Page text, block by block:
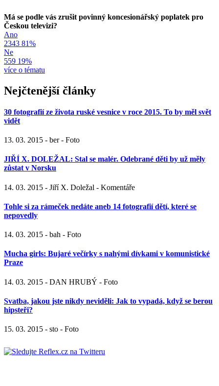
Má se podle vás zrušit povinný koncesionářský poplatek pro
Českou televizi?
Ano
2343 81%
Ne
559 19%
více o tématu
Nejčtenější články
30 fotografií ze života ruské vesnice v roce 2015. To by měl svět
vidět
13. 03. 2015 - ber - Foto
JIŘÍ X. DOLEŽAL: Stal se malér. Odebrané děti by už měly
zůstat v Norsku
14. 03. 2015 - Jiří X. Doležal - Komentáře
Tohle si za rámeček nedáte aneb 14 fotografií dětí, které se
nepovedly
14. 03. 2015 - bah - Foto
Mucha girls: Bujaré večírky s nahými dívkami v komunistické
Praze
14. 03. 2015 - DAN HRUBÝ - Foto
Svatba, jakou jste nikdy neviděli: Jak to vypadá, když se berou
hipsteři?
15. 03. 2015 - sto - Foto